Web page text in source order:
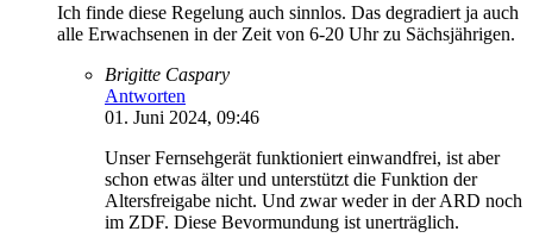
Ich finde diese Regelung auch sinnlos. Das degradiert ja auch
alle Erwachsenen in der Zeit von 6-20 Uhr zu Sächsjährigen.
Brigitte Caspary
Antworten
01. Juni 2024, 09:46
Unser Fernsehgerät funktioniert einwandfrei, ist aber
schon etwas älter und unterstützt die Funktion der
Altersfreigabe nicht. Und zwar weder in der ARD noch
im ZDF. Diese Bevormundung ist unerträglich.